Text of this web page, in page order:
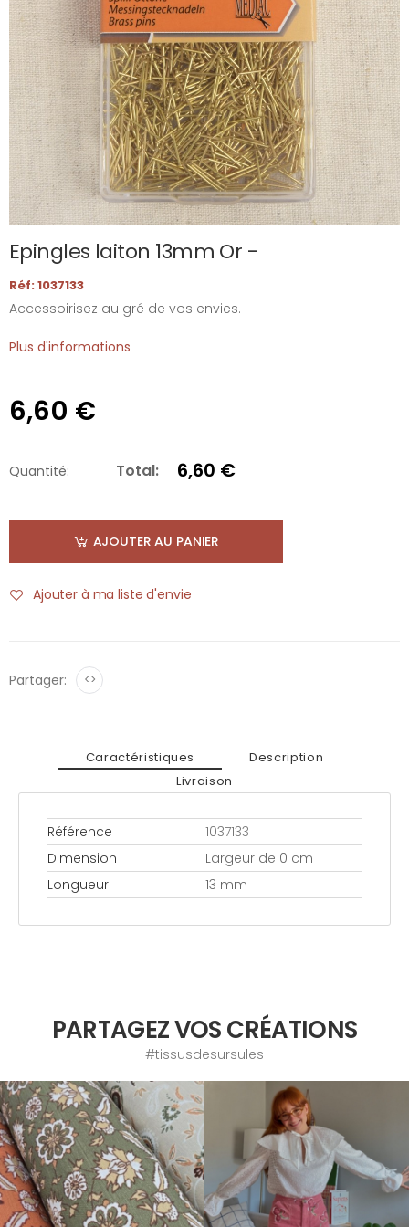
Epingles laiton 13mm Or -
Réf: 1037133
Accessoirisez au gré de vos envies.
Plus d'informations
6,60 €
Quantité: Total: 6,60 €
AJOUTER AU PANIER
Ajouter à ma liste d'envie
Partager: <>
Caractéristiques
Description
Livraison
Référence
1037133
Dimension
Largeur de 0 cm
Longueur
13 mm
PARTAGEZ VOS CRÉATIONS
#tissusdesursules